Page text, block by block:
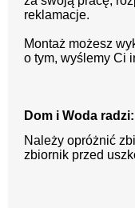
reklamacje.
Montaż możesz
o tym, wyślemy Ci
Dom i Woda radzi:
Należy opróżnić
zbiornik przed